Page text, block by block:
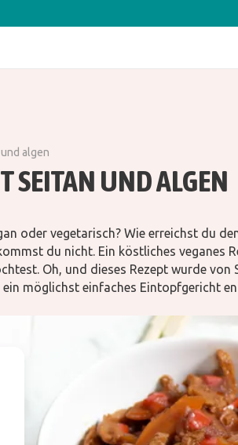
algen
SEITAN UND ALGEN
oder vegetarisch? Wie erreichst du
du nicht. Ein köstliches veganes
Oh, und dieses Rezept wurde
möglichst einfaches Eintopfgericht